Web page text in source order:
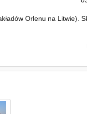
Orlenu na Litwie).